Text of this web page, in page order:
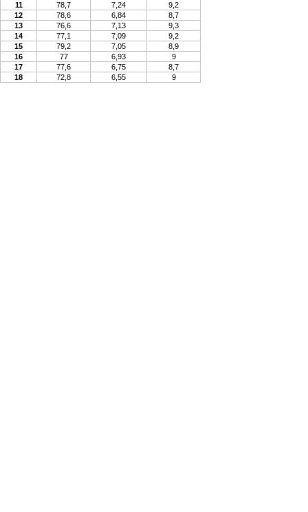
11
78,7 7,24
9,2
12
78,6 6,84
8,7
13
76,6 7,13
9,3
14
77,1 7,09
9,2
15
79,2 7,05
8,9
16
77 6,93
9
17
77,6 6,75
8,7
18
72,8 6,55 9